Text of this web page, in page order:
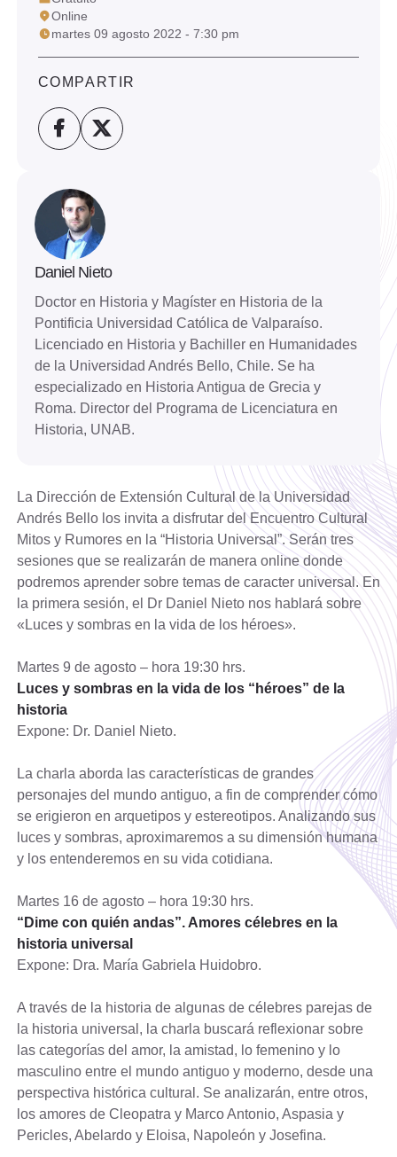
Online
martes 09 agosto 2022 - 7:30 pm
COMPARTIR
Daniel Nieto
Doctor en Historia y Magíster en Historia de la
Pontificia Universidad Católica de Valparaíso.
Licenciado en Historia y Bachiller en Humanidades
de la Universidad Andrés Bello, Chile. Se ha
especializado en Historia Antigua de Grecia y
Roma. Director del Programa de Licenciatura en
Historia, UNAB.
La Dirección de Extensión Cultural de la Universidad
Andrés Bello los invita a disfrutar del Encuentro Cultural
Mitos y Rumores en la “Historia Universal”. Serán tres
sesiones que se realizarán de manera online donde
podremos aprender sobre temas de caracter universal. En
la primera sesión, el Dr Daniel Nieto nos hablará sobre
«Luces y sombras en la vida de los héroes».
Martes 9 de agosto – hora 19:30 hrs.
Luces y sombras en la vida de los “héroes” de la
historia
Expone: Dr. Daniel Nieto.
La charla aborda las características de grandes
personajes del mundo antiguo, a fin de comprender cómo
se erigieron en arquetipos y estereotipos. Analizando sus
luces y sombras, aproximaremos a su dimensión humana
y los entenderemos en su vida cotidiana.
Martes 16 de agosto – hora 19:30 hrs.
“Dime con quién andas”. Amores célebres en la
historia universal
Expone: Dra. María Gabriela Huidobro.
A través de la historia de algunas de célebres parejas de
la historia universal, la charla buscará reflexionar sobre
las categorías del amor, la amistad, lo femenino y lo
masculino entre el mundo antiguo y moderno, desde una
perspectiva histórica cultural. Se analizarán, entre otros,
los amores de Cleopatra y Marco Antonio, Aspasia y
Pericles, Abelardo y Eloisa, Napoleón y Josefina.